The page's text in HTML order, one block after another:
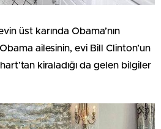
üst karında Obama’nın
ailesinin, evi Bill Clinton’un
kiraladığı da gelen bilgiler